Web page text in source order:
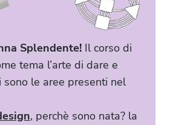
Splendente! Il corso di
tema l’arte di dare e
sono le aree presenti nel
, perchè sono nata? la